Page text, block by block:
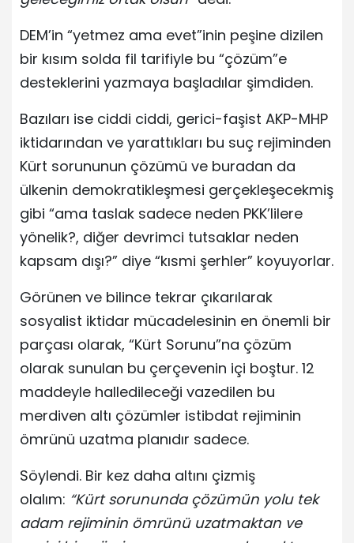
DEM’in “yetmez ama evet”inin peşine dizilen
bir kısım solda fil tarifiyle bu “çözüm”e
desteklerini yazmaya başladılar şimdiden.
Bazıları ise ciddi ciddi, gerici-faşist AKP-MHP
iktidarından ve yarattıkları bu suç rejiminden
Kürt sorununun çözümü ve buradan da
ülkenin demokratikleşmesi gerçekleşecekmiş
gibi “ama taslak sadece neden PKK’lilere
yönelik?, diğer devrimci tutsaklar neden
kapsam dışı?” diye “kısmi şerhler” koyuyorlar.
Görünen ve bilince tekrar çıkarılarak
sosyalist iktidar mücadelesinin en önemli bir
parçası olarak, “Kürt Sorunu”na çözüm
olarak sunulan bu çerçevenin içi boştur. 12
maddeyle halledileceği vazedilen bu
merdiven altı çözümler istibdat rejiminin
ömrünü uzatma planıdır sadece.
Söylendi. Bir kez daha altını çizmiş
olalım: “Kürt sorununda çözümün yolu tek
adam rejiminin ömrünü uzatmaktan ve